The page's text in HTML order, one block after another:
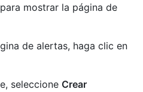
mostrar la página de
de alertas, haga clic en
seleccione Crear